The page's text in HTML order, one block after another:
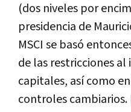
(dos niveles por
presidencia de
MSCI se basó
de las restricciones al
capitales, así como
controles cambiarios.